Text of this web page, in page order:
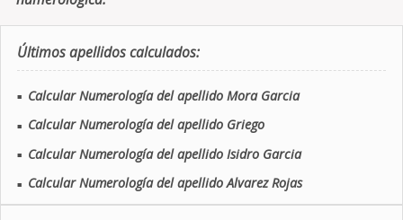
Últimos apellidos calculados:
■ Calcular Numerología del apellido Mora Garcia
■ Calcular Numerología del apellido Griego
■ Calcular Numerología del apellido Isidro Garcia
■ Calcular Numerología del apellido Alvarez Rojas